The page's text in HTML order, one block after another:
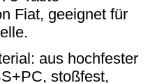
Fiat, geeignet für
aus hochfester
stoßfest,